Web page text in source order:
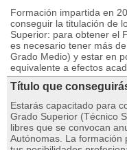
Formación impartida en
conseguir la titulación de
Superior: para obtener el
es necesario tener más
Grado Medio) y estar en
equivalente a efectos
Título que
Estarás capacitado para
Grado Superior (Técnico
libres que se convocan
Autónomas. La formación